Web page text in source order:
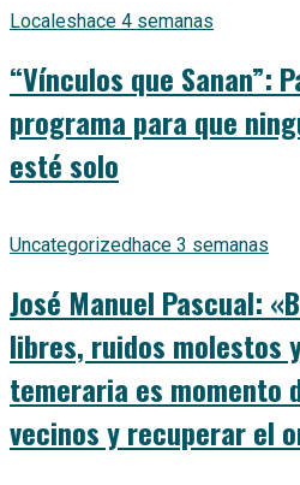
Localeshace 4 semanas
“Vínculos que Sanan”:
programa para que
esté solo
Uncategorized hace 3 semanas
José Manuel Pascual:
libres, ruidos molestos
temeraria es momento
vecinos y recuperar el